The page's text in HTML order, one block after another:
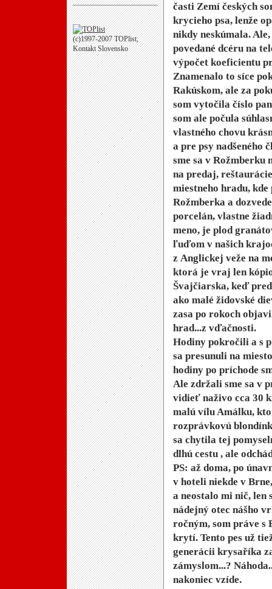
(c)1997-2007 TOPlist,
Kontakt Slovensko
časti Zemí českých
krycieho psa, lenže
nikdy neskúmala.
povedané dcéru na
výpočet koeficientu
Znamenalo to síce
Rakúskom, ale za
som vytočila číslo
som ale počula
vlastného chovu
a pre psy nadšeného
sme sa v Rožmberku
na predaj,
miestneho hradu,
Rožmberka a
porcelán, vlastne
meno, je plod
ľuďom v našich
z Anglickej veže na
ktorá je vraj len
Švajčiarska, keď
ako malé židovské
zasa po rokoch
hrad...z vďačnosti.
Hodiny pokročili a s
sa presunuli na
hodiny po príchode
Ale zdržali sme sa v
vidieť naživo cca 30
malú vílu Amálku,
rozprávkovú
sa chytila tej
dlhú cestu , ale
PS: až doma, po
v hoteli niekde v
a neostalo mi nič,
nádejný otec nášho
ročným, som práve
krytí. Tento pes už
generácii krysaříka
zámyslom...?
nakoniec vzíde.